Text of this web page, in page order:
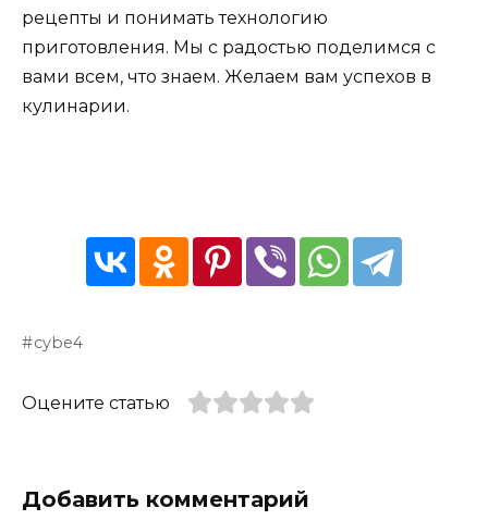
рецепты и понимать технологию
приготовления. Мы с радостью поделимся с
вами всем, что знаем. Желаем вам успехов в
кулинарии.
cybe4
Оцените статью
Добавить комментарий